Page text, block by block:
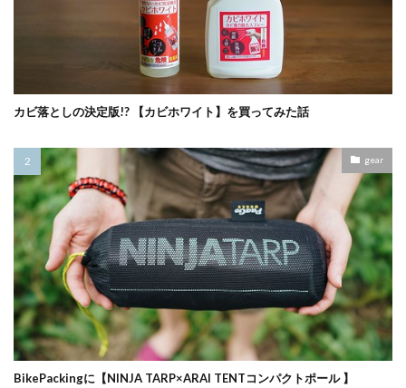
カビ落としの決定版!? 【カビホワイト】を買ってみた話
gear
BikePackingに【NINJA TARP×ARAI TENTコンパクトポール 】